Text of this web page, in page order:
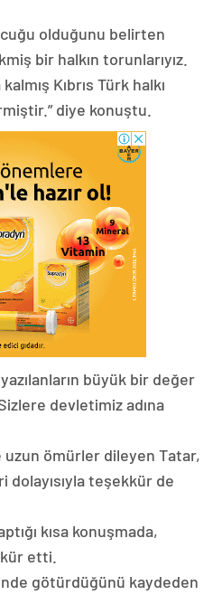
olduğunu belirten
bir halkın torunlarıyız.
Kıbrıs Türk halkı
diye konuştu.
büyük bir değer
devletimiz adına
uzun ömürler dileyen Tatar,
dolayısıyla teşekkür de
kısa konuşmada,
etti.
götürdüğünü kaydeden